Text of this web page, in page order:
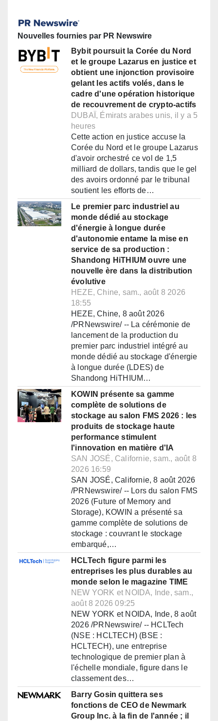
Nouvelles fournies par PR Newswire
Bybit poursuit la Corée du Nord
et le groupe Lazarus en justice et
obtient une injonction provisoire
gelant les actifs volés, dans le
cadre d'une opération historique
de recouvrement de crypto-actifs
DUBAÏ, Émirats arabes unis, il y a 5
heures
Cette action en justice accuse la
Corée du Nord et le groupe Lazarus
d'avoir orchestré ce vol de 1,5
milliard de dollars, tandis que le gel
des avoirs ordonné par le tribunal
soutient les efforts de…
Le premier parc industriel au
monde dédié au stockage
d'énergie à longue durée
d'autonomie entame la mise en
service de sa production :
Shandong HiTHIUM ouvre une
nouvelle ère dans la distribution
évolutive
HEZE, Chine, sam., août 8 2026
18:55
HEZE, Chine, 8 août 2026
/PRNewswire/ -- La cérémonie de
lancement de la production du
premier parc industriel intégré au
monde dédié au stockage d'énergie
à longue durée (LDES) de
Shandong HiTHIUM…
KOWIN présente sa gamme
complète de solutions de
stockage au salon FMS 2026 : les
produits de stockage haute
performance stimulent
l'innovation en matière d'IA
SAN JOSÉ, Californie, sam., août 8
2026 16:59
SAN JOSÉ, Californie, 8 août 2026
/PRNewswire/ -- Lors du salon FMS
2026 (Future of Memory and
Storage), KOWIN a présenté sa
gamme complète de solutions de
stockage : couvrant le stockage
embarqué,…
HCLTech figure parmi les
entreprises les plus durables au
monde selon le magazine TIME
NEW YORK et NOIDA, Inde, sam.,
août 8 2026 09:25
NEW YORK et NOIDA, Inde, 8 août
2026 /PRNewswire/ -- HCLTech
(NSE : HCLTECH) (BSE :
HCLTECH), une entreprise
technologique de premier plan à
l'échelle mondiale, figure dans le
classement des…
Barry Gosin quittera ses
fonctions de CEO de Newmark
Group Inc. à la fin de l'année ; il